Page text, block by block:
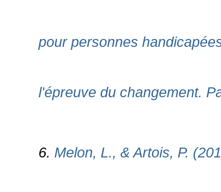
pour personnes
l'épreuve du changement.
6. Melon, L., & Artois, P.